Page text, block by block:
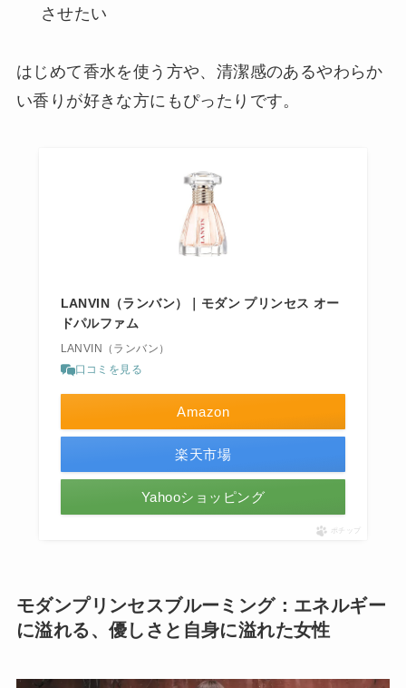
させたい
はじめて香水を使う方や、清潔感のあるやわらか
い香りが好きな方にもぴったりです。
LANVIN（ランバン）｜モダン プリンセス オー
ドパルファム
LANVIN（ランバン）
口コミを見る
Amazon
楽天市場
Yahooショッピング
ポチップ
モダンプリンセスブルーミング：エネルギー
に溢れる、優しさと自身に溢れた女性